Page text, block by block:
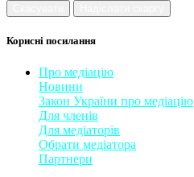
Корисні посилання
Про медіацію
Новини
Закон України про медіаці​ю
Для членів
Для медіаторів
Обрати медіатора
Партнери